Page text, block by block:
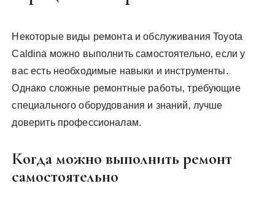
Некоторые виды ремонта и обслуживания Toyota
Caldina можно выполнить самостоятельно‚ если у
вас есть необходимые навыки и инструменты.
Однако сложные ремонтные работы‚ требующие
специального оборудования и знаний‚ лучше
доверить профессионалам.
Когда можно выполнить ремонт
самостоятельно